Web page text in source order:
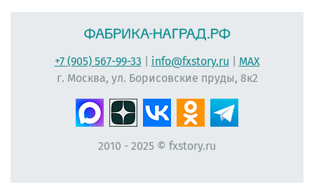
+7 (905) 567-99-33 info@fxstory.ru
MAX
г. Москва, ул. Борисовские пруды, 8к2
2010 - 2025 © fxstory.ru